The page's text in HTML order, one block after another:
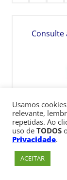
Usamos
relevante,
repetidas. Ao
uso de TODOS
Privacidade.
ACEITAR